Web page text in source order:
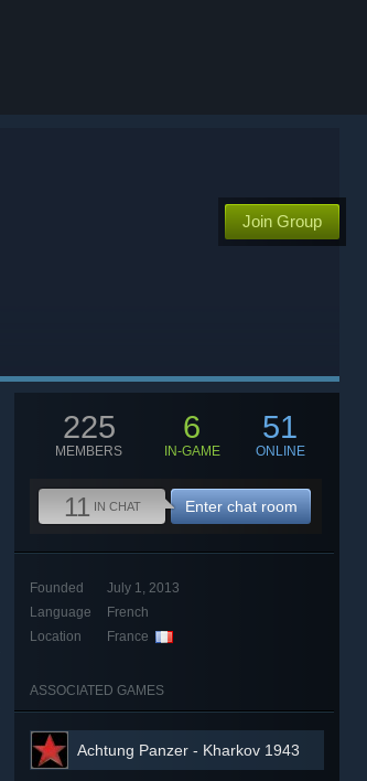
Join Group
225
MEMBERS
6
IN-GAME
51
ONLINE
11 IN CHAT Enter chat room
Founded
July 1, 2013
Language
French
Location
France
ASSOCIATED GAMES
Achtung Panzer - Kharkov 1943